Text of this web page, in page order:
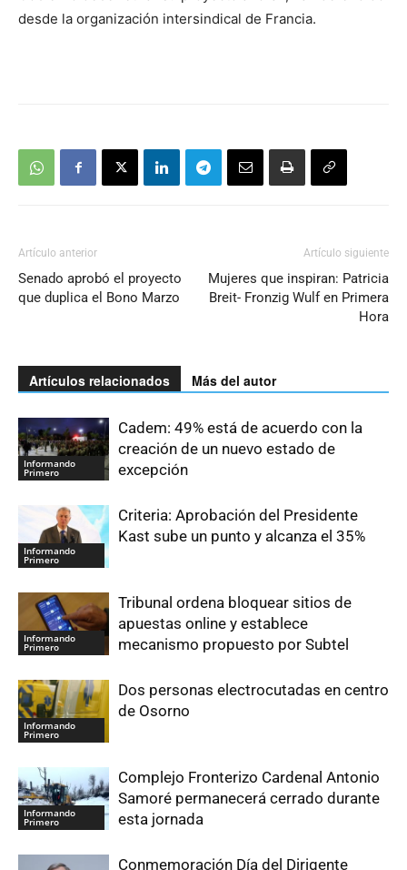
desde la organización intersindical de Francia.
Artículo anterior
Senado aprobó el proyecto
que duplica el Bono Marzo
Artículo siguiente
Mujeres que inspiran: Patricia
Breit- Fronzig Wulf en Primera
Hora
Artículos relacionados Más del autor
Informando
Primero
Cadem: 49% está de acuerdo con la
creación de un nuevo estado de
excepción
Informando
Primero
Criteria: Aprobación del Presidente
Kast sube un punto y alcanza el 35%
Informando
Primero
Tribunal ordena bloquear sitios de
apuestas online y establece
mecanismo propuesto por Subtel
Informando
Primero
Dos personas electrocutadas en centro
de Osorno
Informando
Primero
Complejo Fronterizo Cardenal Antonio
Samoré permanecerá cerrado durante
esta jornada
Conmemoración Día del Dirigente